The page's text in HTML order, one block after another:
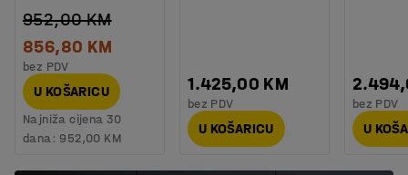
856,80 KM
952,00 KM
bez PDV
U KOŠARICU
Najniža cijena 30
dana: 952,00 KM
1.425,00 KM
bez PDV
U KOŠARICU
bez PDV
U